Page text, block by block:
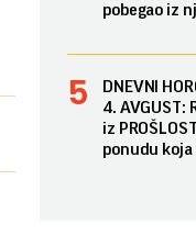
pobegao iz
DNEVNI
4. AVGUST:
iz
ponudu koja